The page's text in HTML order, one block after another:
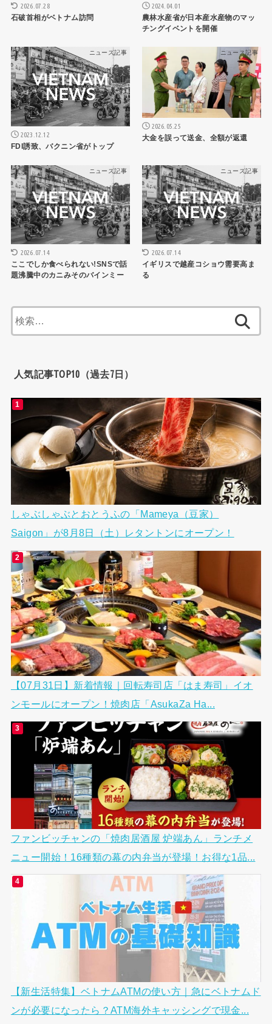
2026.07.28
石破首相がベトナム訪問
2024.04.01
農林水産省が日本産水産物のマッ
チングイベントを開催
ニュース記事
2023.12.12
FDI誘致、バクニン省がトップ
ニュース記事
2026.05.25
大金を誤って送金、全額が返還
ニュース記事
2026.07.14
ここでしか食べられない!SNSで話
題沸騰中のカニみそのバインミー
ニュース記事
2026.07.14
イギリスで越産コショウ需要高ま
る
索:
人気記事TOP10（過去7日）
しゃぶしゃぶとおとうふの「Mameya（豆家）
Saigon」が8月8日（土）レタントンにオープン！
【07月31日】新着情報｜回転寿司店「はま寿司」イオ
ンモールにオープン！焼肉店「AsukaZa Ha...
ファンビッチャンの「焼肉居酒屋 炉端あん」ランチメ
ニュー開始！16種類の幕の内弁当が登場！お得な1品...
【新生活特集】ベトナムATMの使い方｜急にベトナムド
ンが必要になったら？ATM海外キャッシングで現金...